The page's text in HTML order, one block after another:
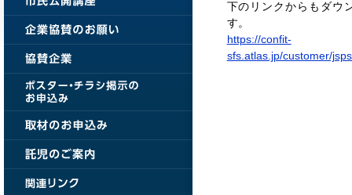
下のリンクからもダウ
す。
https://confit-
sfs.atlas.jp/customer/